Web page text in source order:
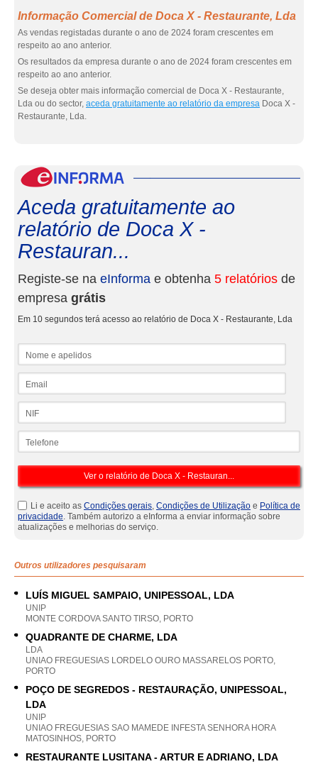
Informação Comercial de Doca X - Restaurante, Lda
As vendas registadas durante o ano de 2024 foram crescentes em
respeito ao ano anterior.
Os resultados da empresa durante o ano de 2024 foram crescentes em
respeito ao ano anterior.
Se deseja obter mais informação comercial de Doca X - Restaurante,
Lda ou do sector, aceda gratuitamente ao relatório da empresa Doca X -
Restaurante, Lda.
Aceda gratuitamente ao
relatório de Doca X -
Restauran...
Registe-se na eInforma e obtenha 5 relatórios de
empresa grátis
Em 10 segundos terá acesso ao relatório de Doca X - Restaurante, Lda
Li e aceito as Condições gerais, Condições de Utilização e Política de
privacidade. Também autorizo a eInforma a enviar informação sobre
atualizações e melhorias do serviço.
Outros utilizadores pesquisaram
LUÍS MIGUEL SAMPAIO, UNIPESSOAL, LDA
UNIP
MONTE CORDOVA SANTO TIRSO, PORTO
QUADRANTE DE CHARME, LDA
LDA
UNIAO FREGUESIAS LORDELO OURO MASSARELOS PORTO,
PORTO
POÇO DE SEGREDOS - RESTAURAÇÃO, UNIPESSOAL,
LDA
UNIP
UNIAO FREGUESIAS SAO MAMEDE INFESTA SENHORA HORA
MATOSINHOS, PORTO
RESTAURANTE LUSITANA - ARTUR E ADRIANO, LDA